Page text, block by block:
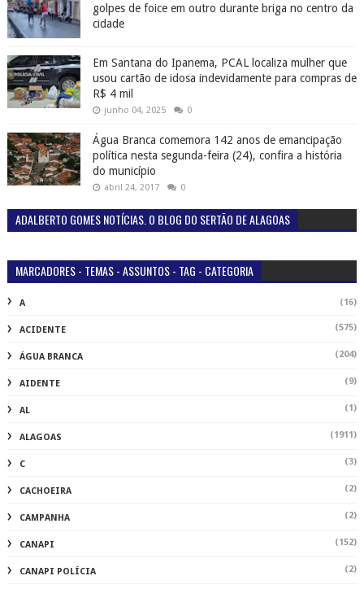
golpes de foice em outro durante briga no centro da
cidade
Em Santana do Ipanema, PCAL localiza mulher que
usou cartão de idosa indevidamente para compras de
R$ 4 mil
junho 04, 2025 0
Água Branca comemora 142 anos de emancipação
política nesta segunda-feira (24), confira a história
do município
abril 24, 2017 0
ADALBERTO GOMES NOTÍCIAS. O BLOG DO SERTÃO DE ALAGOAS
MARCADORES - TEMAS - ASSUNTOS - TAG - CATEGORIA
A (16)
ACIDENTE (575)
ÁGUA BRANCA (204)
AIDENTE (9)
AL (1)
ALAGOAS (1911)
C (3)
CACHOEIRA (2)
CAMPANHA (2)
CANAPI (152)
CANAPI POLÍCIA (2)